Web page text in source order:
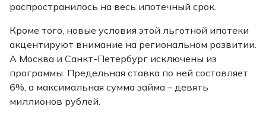
распространилось на весь ипотечный срок.
Кроме того, новые условия этой льготной ипотеки
акцентируют внимание на региональном развитии.
А Москва и Санкт-Петербург исключены из
программы. Предельная ставка по ней составляет
6%, а максимальная сумма займа – девять
миллионов рублей.